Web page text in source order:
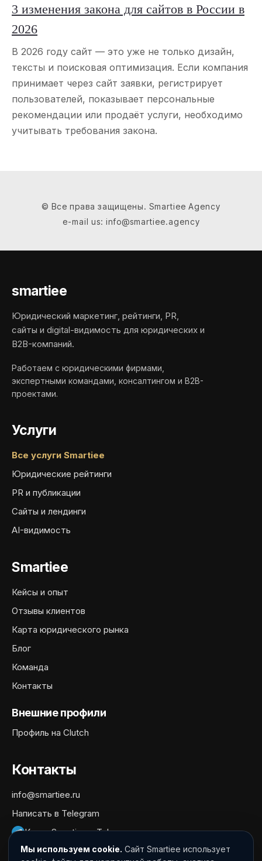
3 изменения закона для сайтов в России в
2026
В 2026 году сайт — это уже не только дизайн,
тексты и поисковая оптимизация. Если компания
принимает через сайт заявки, регистрирует
пользователей, показывает персональные
рекомендации или продаёт услуги, необходимо
учитывать требования закона.
© Все права защищены. Smartiee Agency
e-mail us: info@smartiee.agency
smartiee
Юридический маркетинг, рейтинги, PR,
сайты и digital-видимость для юридических и
B2B-компаний.
Работаем с юридическими фирмами,
экспертными командами, консалтингом и B2B-
проектами.
Услуги
Все услуги Smartiee
Юридические рейтинги
PR и публикации
Сайты и лендинги
AI-видимость
Smartiee
Кейсы и опыт
Отзывы клиентов
Карта юридического рынка
Блог
Команда
Контакты
Внешние профили
Профиль на Clutch
Контакты
info@smartiee.ru
Написать в Telegram
Канал Smartiee в Telegram
Мы используем cookie. Сайт Smartiee использует